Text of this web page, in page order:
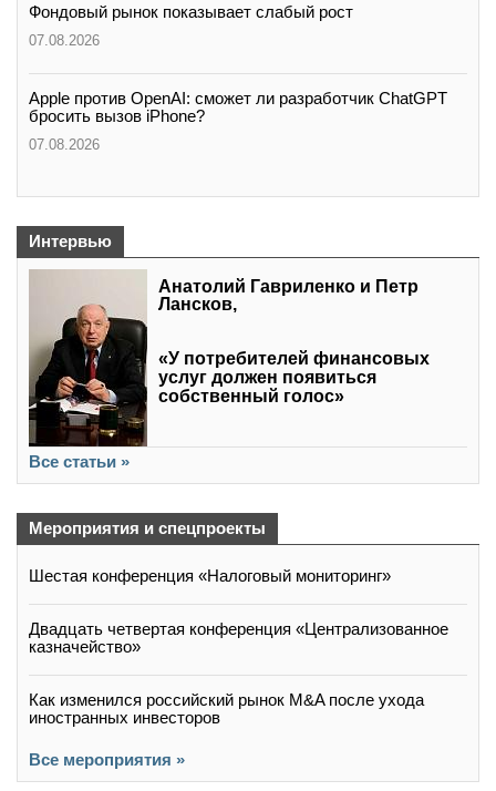
Фондовый рынок показывает слабый рост
07.08.2026
Apple против OpenAI: сможет ли разработчик ChatGPT
бросить вызов iPhone?
07.08.2026
Интервью
Анатолий Гавриленко и Петр
Лансков,
«У потребителей финансовых
услуг должен появиться
собственный голос»
Все статьи »
Мероприятия и спецпроекты
Шестая конференция «Налоговый мониторинг»
Двадцать четвертая конференция «Централизованное
казначейство»
Как изменился российский рынок M&A после ухода
иностранных инвесторов
Все мероприятия »